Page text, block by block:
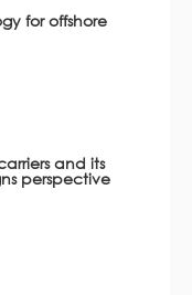
for offshore
and its
perspective